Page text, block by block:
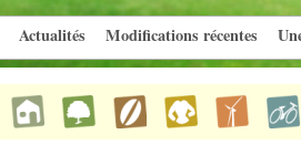
Actualités Modifications récentes